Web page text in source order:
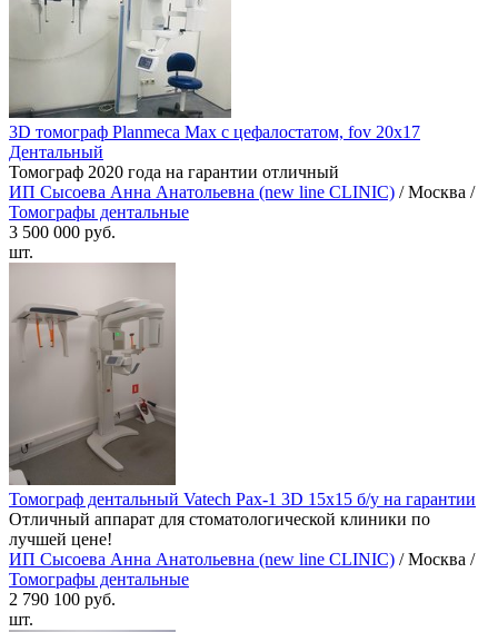
3D томограф Planmeca Мах с цефалостатом, fov 20x17
Дентальный
Томограф 2020 года на гарантии отличный
ИП Сысоева Анна Анатольевна (new line CLINIC) / Москва /
Томографы дентальные
3 500 000 руб.
шт.
Томограф дентальный Vatech Paх-1 3D 15x15 б/у на гарантии
Отличный аппарат для стоматологической клиники по
лучшей цене!
ИП Сысоева Анна Анатольевна (new line CLINIC) / Москва /
Томографы дентальные
2 790 100 руб.
шт.